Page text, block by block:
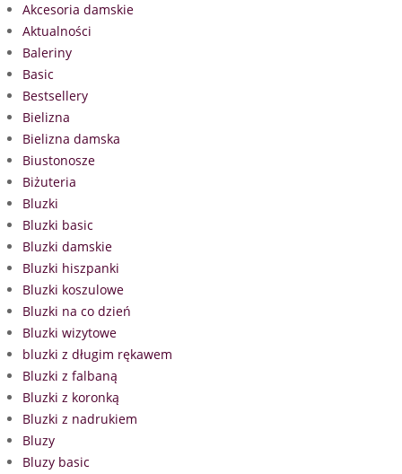
Akcesoria damskie
Aktualności
Baleriny
Basic
Bestsellery
Bielizna
Bielizna damska
Biustonosze
Biżuteria
Bluzki
Bluzki basic
Bluzki damskie
Bluzki hiszpanki
Bluzki koszulowe
Bluzki na co dzień
Bluzki wizytowe
bluzki z długim rękawem
Bluzki z falbaną
Bluzki z koronką
Bluzki z nadrukiem
Bluzy
Bluzy basic